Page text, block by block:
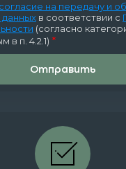
согласие на передачу и
в соответствии с
(согласно
в п. 4.2.1) *
Отправить